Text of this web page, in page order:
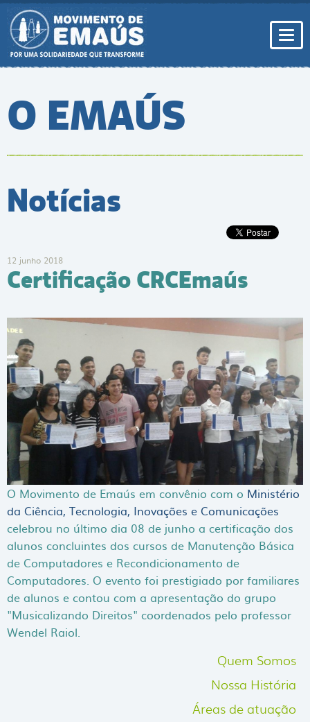
Pular
para
conteúdo
O EMAÚS
Notícias
12 junho 2018
Certificação CRCEmaús
O Movimento de Emaús em convênio com o Ministério
da Ciência, Tecnologia, Inovações e Comunicações
celebrou no último dia 08 de junho a certificação dos
alunos concluintes dos cursos de Manutenção Básica
de Computadores e Recondicionamento de
Computadores. O evento foi prestigiado por familiares
de alunos e contou com a apresentação do grupo
"Musicalizando Direitos" coordenados pelo professor
Wendel Raiol.
Quem Somos
Nossa História
Áreas de atuação